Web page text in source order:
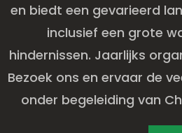
en biedt een gevarieerd
inclusief een grote
hindernissen. Jaarlijks
Bezoek ons en ervaar de
onder begeleiding van